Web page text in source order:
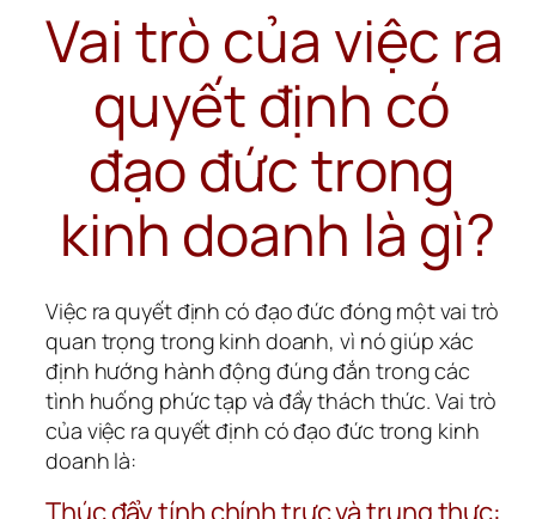
Vai trò của việc ra
quyết định có
đạo đức trong
kinh doanh là gì?
Việc ra quyết định có đạo đức đóng một vai trò
quan trọng trong kinh doanh, vì nó giúp xác
định hướng hành động đúng đắn trong các
tình huống phức tạp và đầy thách thức. Vai trò
của việc ra quyết định có đạo đức trong kinh
doanh là:
Thúc đẩy tính chính trực và trung thực: